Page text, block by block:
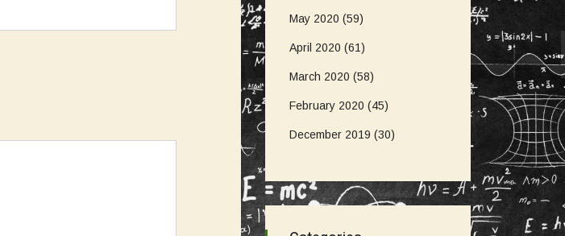
May 2020 (59)
April 2020 (61)
March 2020 (58)
February 2020 (45)
December 2019 (30)